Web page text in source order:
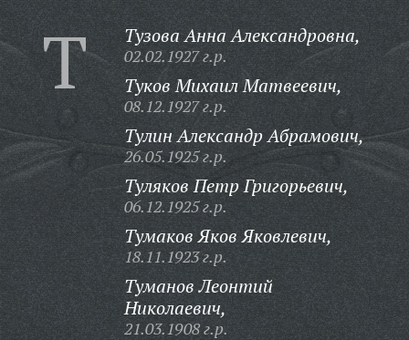
Т Тузова Анна Александровна,
02.02.1927 г.р.
Туков Михаил Матвеевич,
08.12.1927 г.р.
Тулин Александр Абрамович,
26.05.1925 г.р.
Туляков Петр Григорьевич,
06.12.1925 г.р.
Тумаков Яков Яковлевич,
18.11.1923 г.р.
Туманов Леонтий
Николаевич,
21.03.1908 г.р.